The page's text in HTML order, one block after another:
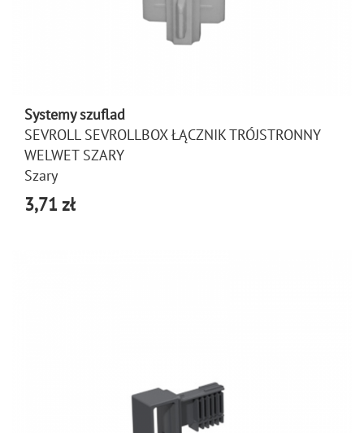
Systemy szuflad
SEVROLL SEVROLLBOX ŁĄCZNIK TRÓJSTRONNY
WELWET SZARY
Szary
3,71 zł